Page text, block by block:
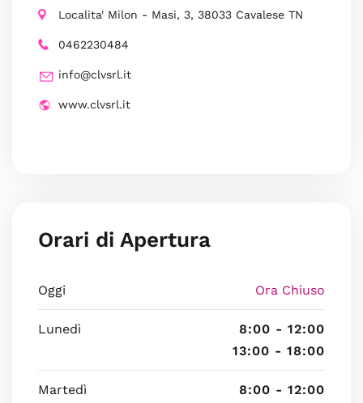
Localita' Milon - Masi, 3, 38033 Cavalese TN
0462230484
info@clvsrl.it
www.clvsrl.it
Orari di Apertura
Oggi Ora Chiuso
Lunedì
8:00 - 12:00
13:00 - 18:00
Martedì
8:00 - 12:00